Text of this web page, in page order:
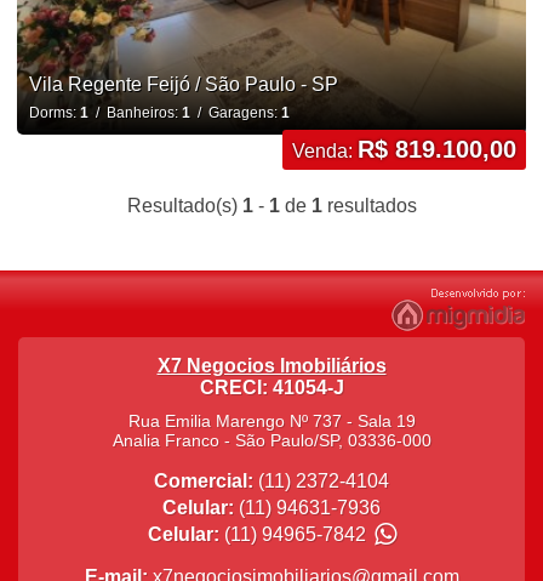
Vila Regente Feijó / São Paulo - SP
Dorms: 1/ Banheiros: 1/ Garagens: 1
Venda: R$ 819.100,00
Resultado(s) 1- 1de 1resultados
X7 Negocios Imobiliários
CRECI: 41054-J
Rua Emilia Marengo Nº 737 - Sala 19
Analia Franco- São Paulo/SP, 03336-000
Comercial: (11) 2372-4104
Celular: (11) 94631-7936
Celular: (11) 94965-7842
E-mail: x7negociosimobiliarios@gmail.com